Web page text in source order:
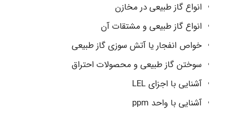
انواع گاز طبیعی در مخازن
انواع گاز طبیعی و مشتقات آن
خواص انفجار یا آتش سوزی گاز طبیعی
سوختن گاز طبیعی و محصولات احتراق
آشنایی با اجزای LEL
آشنایی با واحد ppm